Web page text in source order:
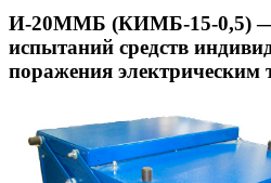
И-20ММБ (КИМБ-15-0,5) —
испытаний средств
поражения электрическим